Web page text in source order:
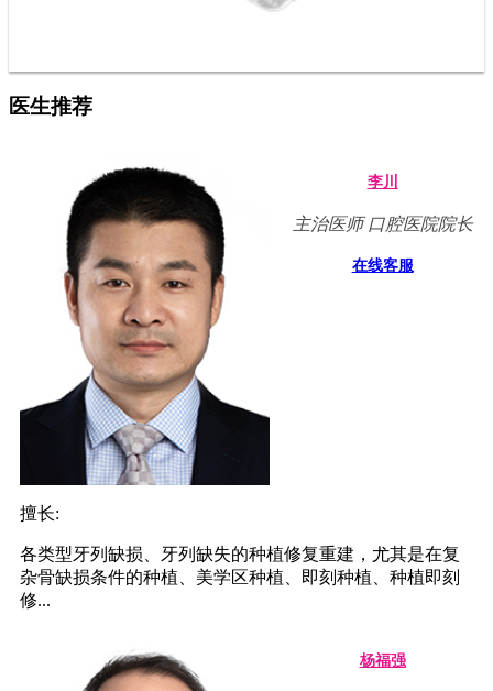
医生推荐
李川
主治医师 口腔医院院长
在线客服
擅长:
各类型牙列缺损、牙列缺失的种植修复重建，尤其是在复
杂骨缺损条件的种植、美学区种植、即刻种植、种植即刻
修...
杨福强